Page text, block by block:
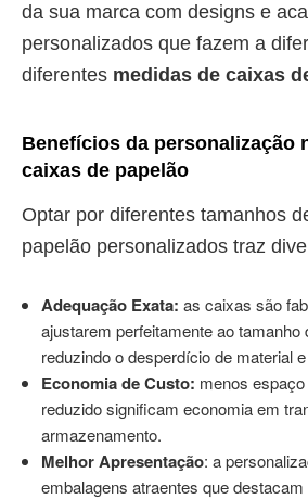
da sua marca com designs e
personalizados que fazem a
diferentes medidas de caixas
Benefícios da personalização
caixas de papelão
Optar por diferentes tamanhos
papelão personalizados traz
Adequação Exata: as caixas são
ajustarem perfeitamente ao tamanho
reduzindo o desperdício de material
Economia de Custo: menos
reduzido significam economia em
armazenamento.
Melhor Apresentação: a
embalagens atraentes que